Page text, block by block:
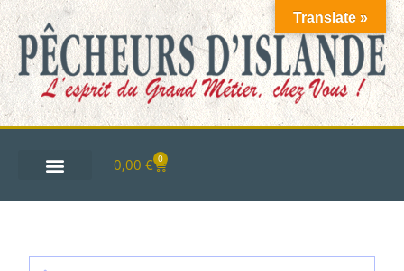
0,00 € 0
Translate »